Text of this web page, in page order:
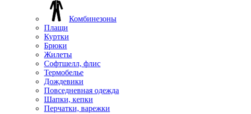
Комбинезоны
Плащи
Куртки
Брюки
Жилеты
Софтшелл, флис
Термобелье
Дождевики
Повседневная одежда
Шапки, кепки
Перчатки, варежки